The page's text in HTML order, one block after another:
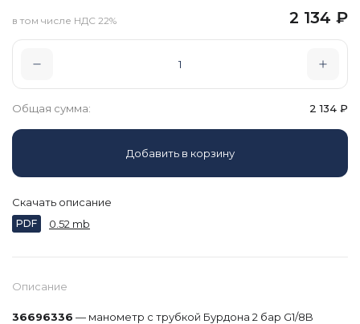
Описание
36696336 — манометр с трубкой Бурдона 2 бар G1/8B
2 134 ₽
в том числе НДС 22%
Общая сумма: 2 134 ₽
Добавить в корзину
Скачать описание
PDF 0.52 mb